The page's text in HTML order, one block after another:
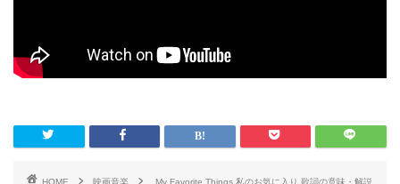
HOME 映画音楽 My Favorite Things 私のお気に入り 歌詞の意味・解説